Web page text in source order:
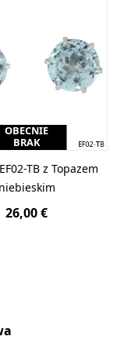
OBECNIE
BRAK
TB z Topazem
niebieskim
26,00 €